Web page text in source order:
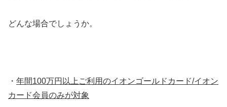
どんな場合でしょうか。
・ 年間100万円以上ご利用のイオンゴールドカード/イオン
カード会員のみが対象